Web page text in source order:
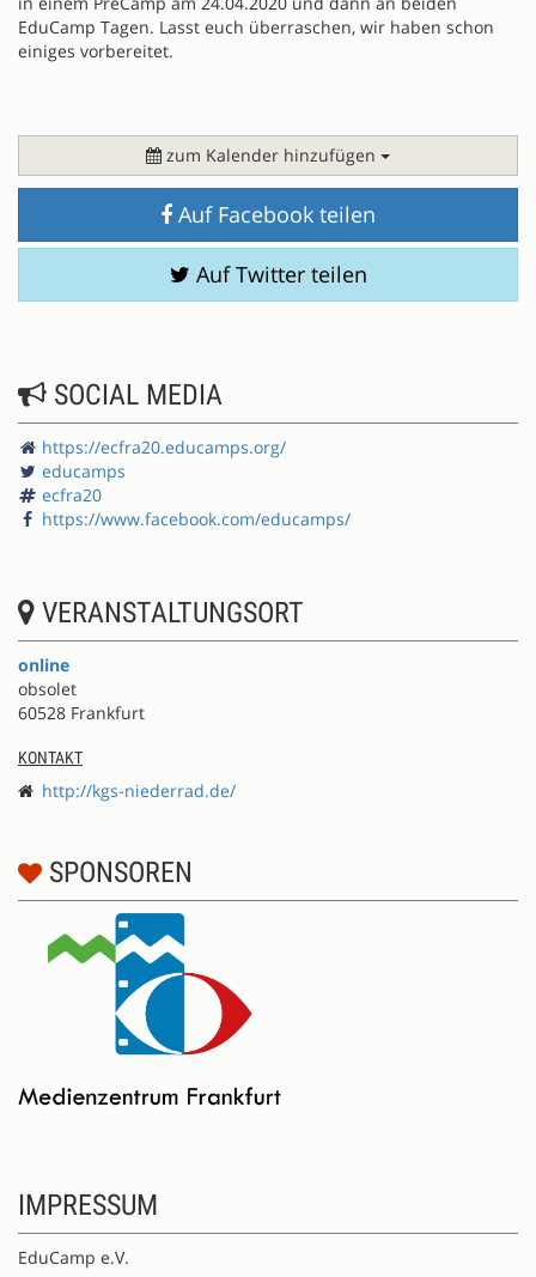
EduCamp Tagen. Lasst euch überraschen, wir haben schon
einiges vorbereitet.
zum Kalender hinzufügen
Auf Facebook teilen
Auf Twitter teilen
SOCIAL MEDIA
https://ecfra20.educamps.org/
educamps
ecfra20
https://www.facebook.com/educamps/
VERANSTALTUNGSORT
online
obsolet
60528 Frankfurt
KONTAKT
http://kgs-niederrad.de/
SPONSOREN
IMPRESSUM
EduCamp e.V.